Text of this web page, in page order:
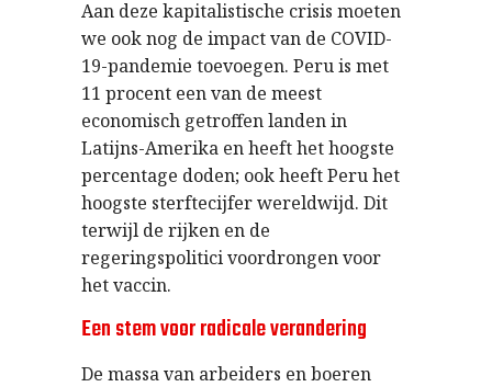
Aan deze kapitalistische crisis moeten
we ook nog de impact van de COVID-
19-pandemie toevoegen. Peru is met
11 procent een van de meest
economisch getroffen landen in
Latijns-Amerika en heeft het hoogste
percentage doden; ook heeft Peru het
hoogste sterftecijfer wereldwijd. Dit
terwijl de rijken en de
regeringspolitici voordrongen voor
het vaccin.
Een stem voor radicale verandering
De massa van arbeiders en boeren